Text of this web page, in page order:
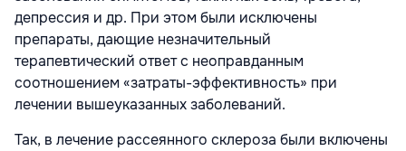
депрессия и др. При этом были исключены
препараты, дающие незначительный
терапевтический ответ с неоправданным
соотношением «затраты-эффективность» при
лечении вышеуказанных заболеваний.
Так, в лечение рассеянного склероза были включены